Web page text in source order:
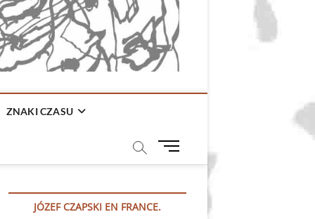
ZNAKI CZASU
M
u
JÓZEF CZAPSKI EN FRANCE.